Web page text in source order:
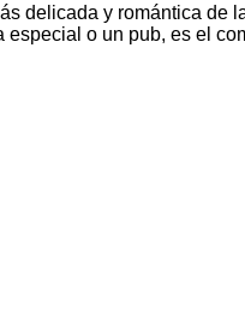
delicada y romántica de
o un pub, es el